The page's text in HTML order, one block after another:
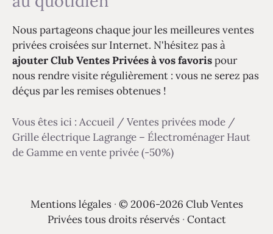
Nous partageons chaque jour les meilleures ventes
privées croisées sur Internet. N'hésitez pas à
ajouter Club Ventes Privées à vos favorispour
nous rendre visite régulièrement : vous ne serez pas
déçus par les remises obtenues !
Vous êtes ici : Accueil / Ventes privées mode /
Grille électrique Lagrange – Électroménager Haut
de Gamme en vente privée (-50%)
Mentions légales · © 2006-2026 Club Ventes
Privées tous droits réservés · Contact